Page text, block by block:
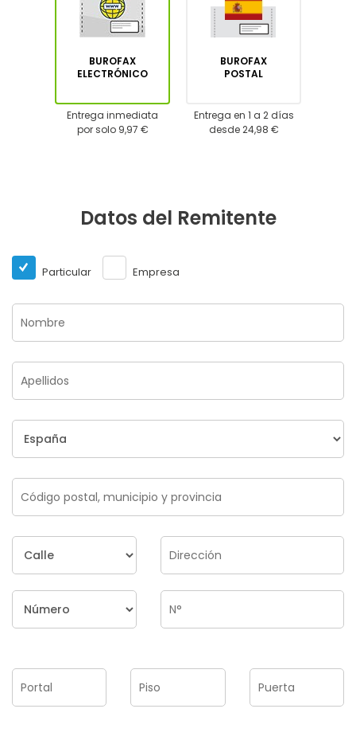
BUROFAX
ELECTRÓNICO
Entrega inmediata
por solo 9,97 €
BUROFAX
POSTAL
Entrega en 1 a 2 días
desde 24,98 €
Datos del Remitente
Particular Empresa